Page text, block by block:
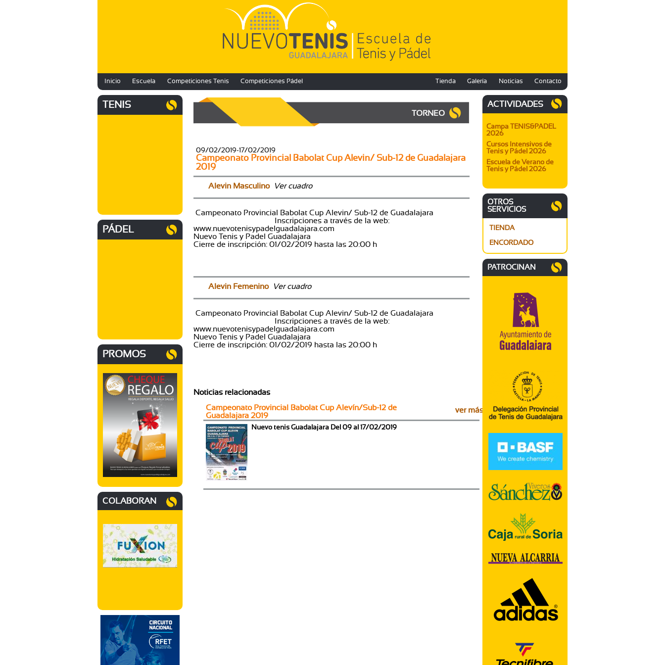
Inicio Escuela Competiciones Tenis Competiciones Pádel Tienda Galería Noticias Contacto
TENIS
PÁDEL
PROMOS
COLABORAN
TORNEO
09/02/2019-17/02/2019
Campeonato Provincial Babolat Cup Alevin/ Sub-12 de Guadalajara
2019
Alevin Masculino Ver cuadro
Campeonato Provincial Babolat Cup Alevin/ Sub-12 de Guadalajara
Inscripciones a través de la web:
www.nuevotenisypadelguadalajara.com
Nuevo Tenis y Padel Guadalajara
Cierre de inscripción: 01/02/2019 hasta las 20:00 h
Alevin Femenino Ver cuadro
Campeonato Provincial Babolat Cup Alevin/ Sub-12 de Guadalajara
Inscripciones a través de la web:
www.nuevotenisypadelguadalajara.com
Nuevo Tenis y Padel Guadalajara
Cierre de inscripción: 01/02/2019 hasta las 20:00 h
Noticias relacionadas
Campeonato Provincial Babolat Cup Alevín/Sub-12 de
Guadalajara 2019
ver más
Nuevo tenis Guadalajara Del 09 al 17/02/2019
ACTIVIDADES
Campa TENIS&PADEL
2026
Cursos Intensivos de
Tenis y Pádel 2026
Escuela de Verano de
Tenis y Pádel 2026
OTROS
SERVICIOS
TIENDA
ENCORDADO
PATROCINAN